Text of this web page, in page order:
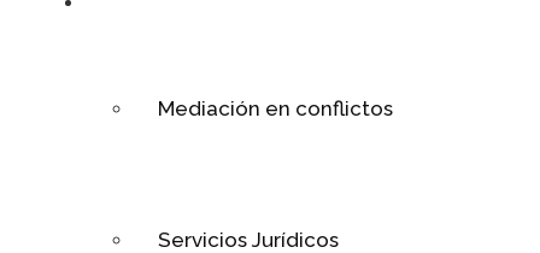
Mediación en conflictos
Servicios Jurídicos